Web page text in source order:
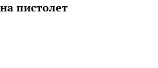
пистолет